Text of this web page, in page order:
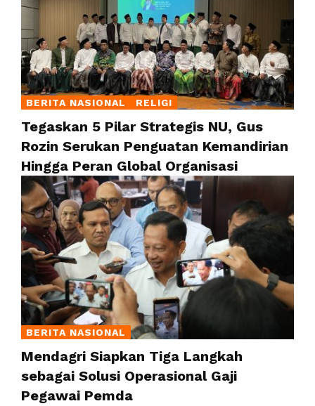
BERITA NASIONAL RELIGI
Tegaskan 5 Pilar Strategis NU, Gus
Rozin Serukan Penguatan Kemandirian
Hingga Peran Global Organisasi
BERITA NASIONAL
Mendagri Siapkan Tiga Langkah
sebagai Solusi Operasional Gaji
Pegawai Pemda